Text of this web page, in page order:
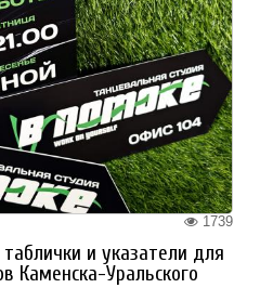
1739
и указатели для
Каменска-Уральского